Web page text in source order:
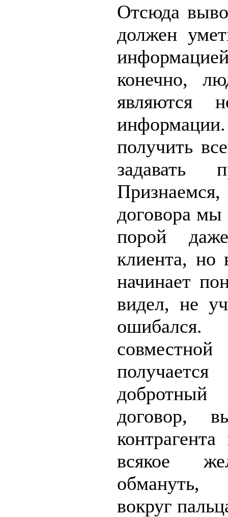
Отсюда
должен
конечно,
являются
получить
задавать
договора мы
порой
клиента, но
начинает
видел, не
договор,
всякое
обмануть,
вокруг